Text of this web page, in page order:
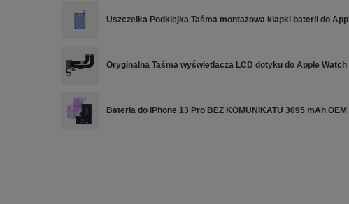
Uszczelka Podklejka Taśma montażowa klapki baterii do
Oryginalna Taśma wyświetlacza LCD dotyku do Apple
Bateria do iPhone 13 Pro BEZ KOMUNIKATU 3095 mAh